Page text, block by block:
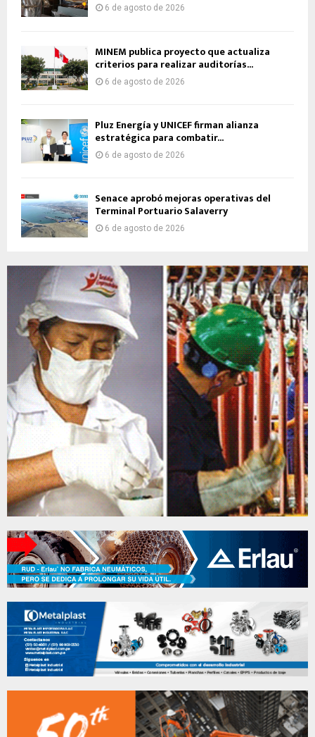
6 de agosto de 2026
MINEM publica proyecto que actualiza
criterios para realizar auditorías...
6 de agosto de 2026
Pluz Energía y UNICEF firman alianza
estratégica para combatir...
6 de agosto de 2026
Senace aprobó mejoras operativas del
Terminal Portuario Salaverry
6 de agosto de 2026